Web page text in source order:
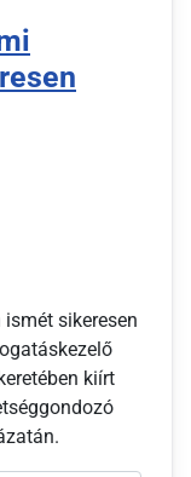
sikeresen
kiírt